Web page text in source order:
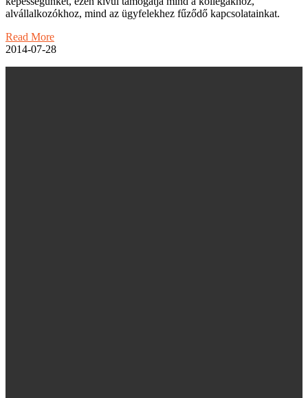
alvállalkozókhoz, mind az ügyfelekhez fűződő kapcsolatainkat.
Read More
2014-07-28